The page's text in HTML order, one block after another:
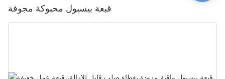
قبعة بيسبول محبوكة مجوفة